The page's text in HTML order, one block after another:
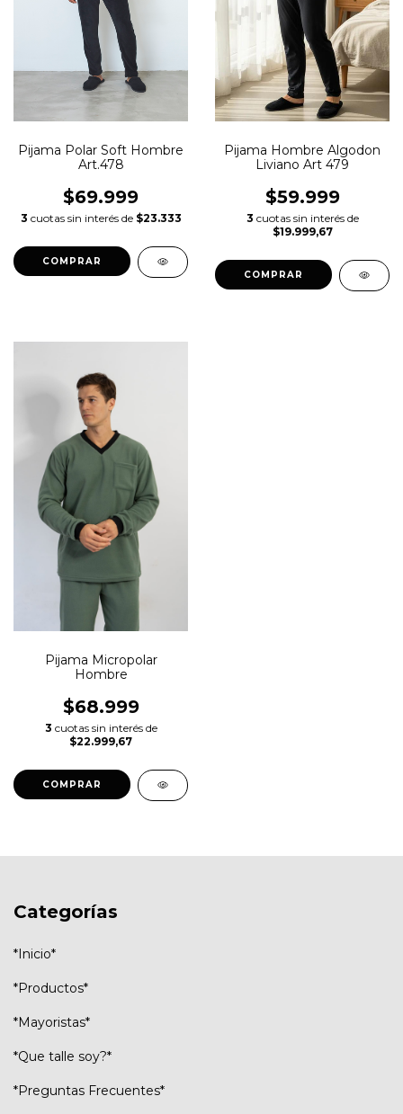
Pijama Polar Soft Hombre
Art.478
$69.999
3 cuotas sin interés de $23.333
COMPRAR
Pijama Hombre Algodon
Liviano Art 479
$59.999
3 cuotas sin interés de
$19.999,67
COMPRAR
Pijama Micropolar
Hombre
$68.999
3 cuotas sin interés de
$22.999,67
COMPRAR
Categorías
*Inicio*
*Productos*
*Mayoristas*
*Que talle soy?*
*Preguntas Frecuentes*